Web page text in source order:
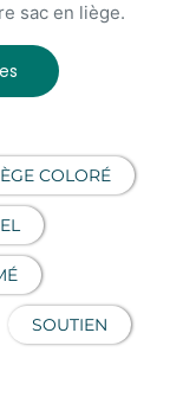
sac en liège.
COLORÉ
SOUTIEN